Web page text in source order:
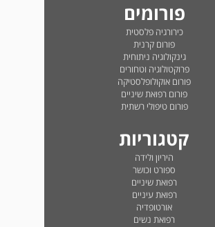
פורומים
כירורגיה פלסטית
פורום קרנית
גינקולוגיה ניתוחית
פרוקטולוגיה וטחורים
פורום אוקולופלסטיקה
פורום רפואת שיניים
פורום טיפולי רשתית
קטגוריות
היריון ולידה
ספורט וכושר
רפואת שיניים
רפואת עיניים
אורטופדיה
רפואת נשים